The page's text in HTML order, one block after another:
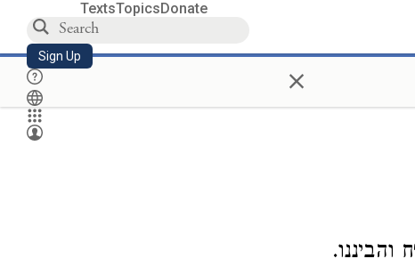
TextsTopicsDonate
Sign Up ×
והביננו.